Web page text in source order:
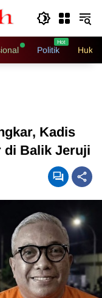
Politik
Kadis
di Balik Jeruji